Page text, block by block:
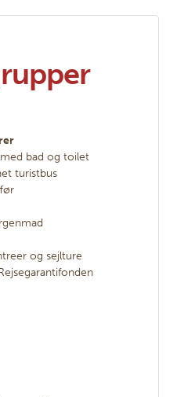
bad og toilet
turistbus
og sejlture